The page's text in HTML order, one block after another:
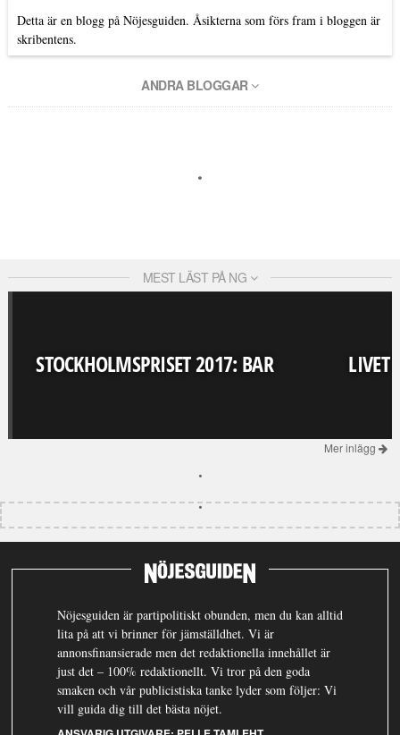
Detta är en blogg på Nöjesguiden. Åsikterna som förs fram i bloggen är
skribentens.
ANDRA BLOGGAR
MEST LÄST PÅ NG
STOCKHOLMSPRISET 2017: BAR LIVET
Mer inlägg
Nöjesguiden är partipolitiskt obunden, men du kan alltid
lita på att vi brinner för jämställdhet. Vi är
annonsfinansierade men det redaktionella innehållet är
just det – 100% redaktionellt. Vi tror på den goda
smaken och vår publicistiska tanke lyder som följer: Vi
vill guida dig till det bästa nöjet.